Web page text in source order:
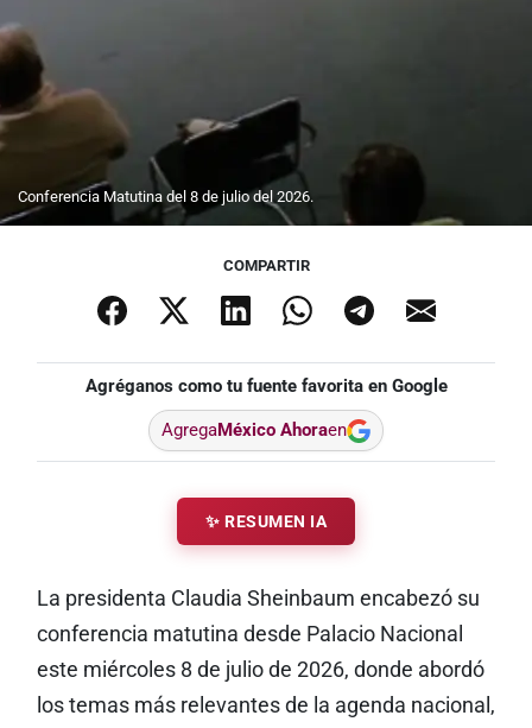
Conferencia Matutina del 8 de julio del 2026.
COMPARTIR
Agréganos como tu fuente favorita en Google
AgregaMéxico Ahoraen
✨ RESUMEN IA
La presidenta Claudia Sheinbaum encabezó su
conferencia matutina desde Palacio Nacional
este miércoles 8 de julio de 2026, donde abordó
los temas más relevantes de la agenda nacional,